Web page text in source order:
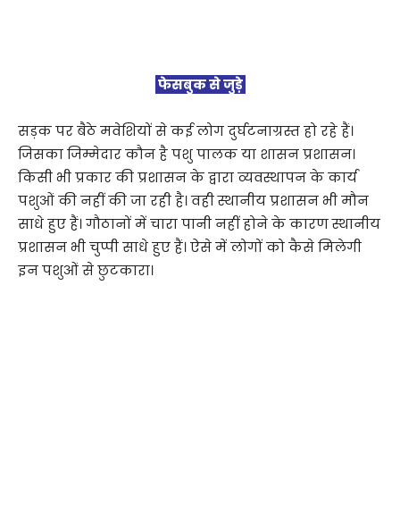
फेसबुक से जुड़े
सड़क पर बैठे मवेशियों से कई लोग दुर्घटनाग्रस्त हो रहे हैं।
जिसका जिम्मेदार कौन है पशु पालक या शासन प्रशासन।
किसी भी प्रकार की प्रशासन के द्वारा व्यवस्थापन के कार्य
पशुओं की नहीं की जा रही है। वही स्थानीय प्रशासन भी मौन
साधे हुए हैं। गौठानों में चारा पानी नहीं होने के कारण स्थानीय
प्रशासन भी चुप्पी साधे हुए हैं। ऐसे में लोगों को कैसे मिलेगी
इन पशुओं से छुटकारा।